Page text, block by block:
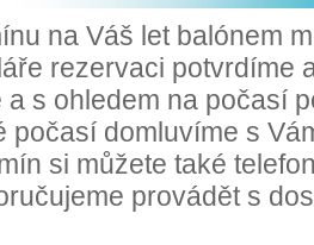
na Váš let balónem
rezervaci potvrdíme
a s ohledem na počasí
počasí domluvíme s
si můžete také
provádět s